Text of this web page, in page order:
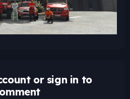
or sign in to